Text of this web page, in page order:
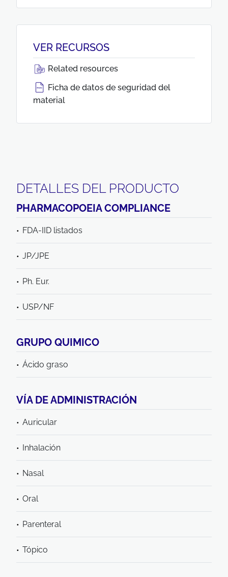
VER RECURSOS
Related resources
Ficha de datos de seguridad del
material
DETALLES DEL PRODUCTO
PHARMACOPOEIA COMPLIANCE
FDA-IID listados
JP/JPE
Ph. Eur.
USP/NF
GRUPO QUIMICO
Ácido graso
VÍA DE ADMINISTRACIÓN
Auricular
Inhalación
Nasal
Oral
Parenteral
Tópico